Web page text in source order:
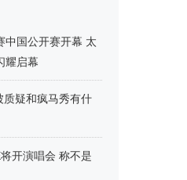
中国公开赛开幕 太
耀启幕
质疑和疯马秀有什
开演唱会 称不是